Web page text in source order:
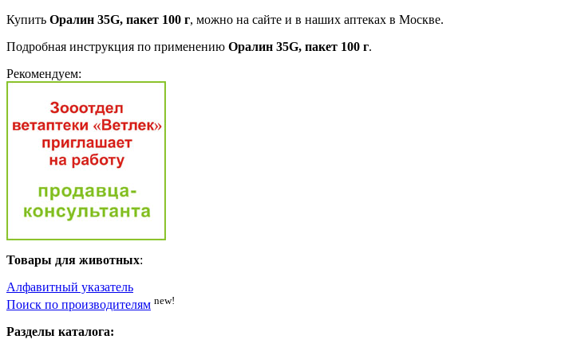
Купить Оралин 35G, пакет 100 г, можно на сайте и в наших аптеках в Москве.
Подробная инструкция по применению Оралин 35G, пакет 100 г.
Рекомендуем:
Товары для животных:
Алфавитный указатель
Поиск по производителям new!
Разделы каталога: